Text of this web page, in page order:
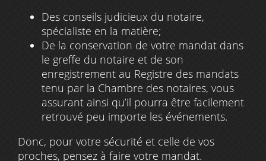
Des conseils judicieux du notaire,
spécialiste en la matière;
De la conservation de votre mandat dans
le greffe du notaire et de son
enregistrement au Registre des mandats
tenu par la Chambre des notaires, vous
assurant ainsi qu’il pourra être facilement
retrouvé peu importe les événements.
Donc, pour votre sécurité et celle de vos
proches, pensez à faire votre mandat.